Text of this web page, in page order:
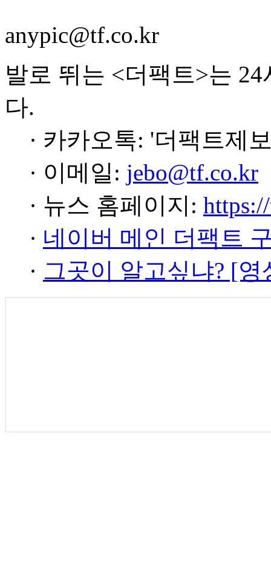
anypic@tf.co.kr
발로 뛰는 <더팩트>는
다.
· 카카오톡: '더팩트제
· 이메일: jebo@tf.co.kr
· 뉴스 홈페이지:
· 네이버 메인 더팩트
· 그곳이 알고싶냐? [